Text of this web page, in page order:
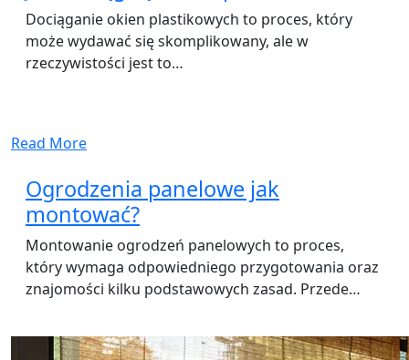
Dociąganie okien plastikowych to proces, który
może wydawać się skomplikowany, ale w
rzeczywistości jest to…
Read More
Ogrodzenia panelowe jak
montować?
Montowanie ogrodzeń panelowych to proces,
który wymaga odpowiedniego przygotowania oraz
znajomości kilku podstawowych zasad. Przede…